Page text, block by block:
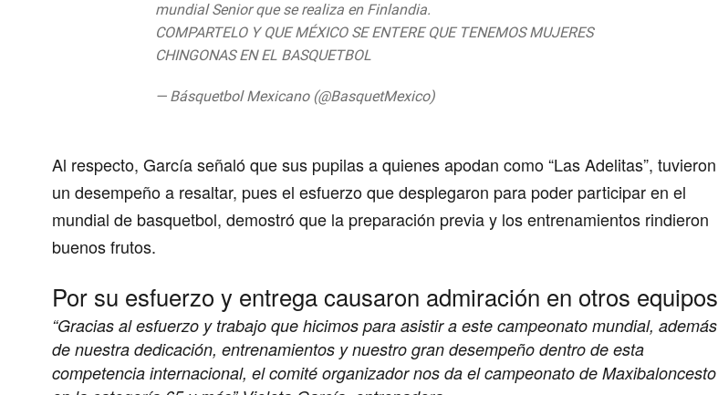
mundial Senior que se realiza en Finlandia.
COMPARTELO Y QUE MÉXICO SE ENTERE QUE TENEMOS MUJERES
CHINGONAS EN EL BASQUETBOL
— Básquetbol Mexicano (@BasquetMexico)
Al respecto, García señaló que sus pupilas a quienes apodan como “Las Adelitas”, tuvieron
un desempeño a resaltar, pues el esfuerzo que desplegaron para poder participar en el
mundial de basquetbol, demostró que la preparación previa y los entrenamientos rindieron
buenos frutos.
Por su esfuerzo y entrega causaron admiración en otros equipos
“Gracias al esfuerzo y trabajo que hicimos para asistir a este campeonato mundial, además
de nuestra dedicación, entrenamientos y nuestro gran desempeño dentro de esta
competencia internacional, el comité organizador nos da el campeonato de Maxibaloncesto